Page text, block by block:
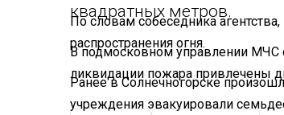
квадратных метров.
По словам собеседника
распространения огня.
В подмосковном управлении МЧС
ликвидации пожара привлечены
Ранее в Солнечногорске
учреждения эвакуировали